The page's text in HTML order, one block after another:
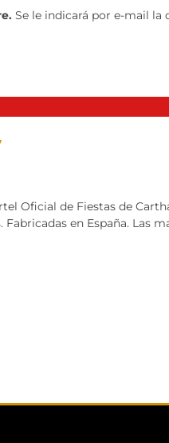
Se le indicará por e-mail la
Oficial de Fiestas de
en España. Las